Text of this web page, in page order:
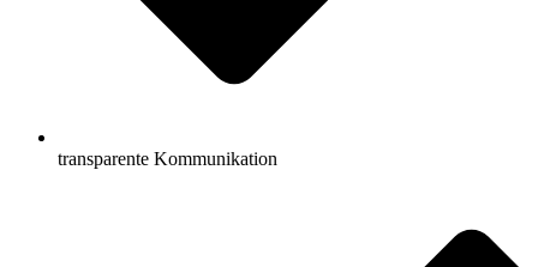
transparente Kommunikation